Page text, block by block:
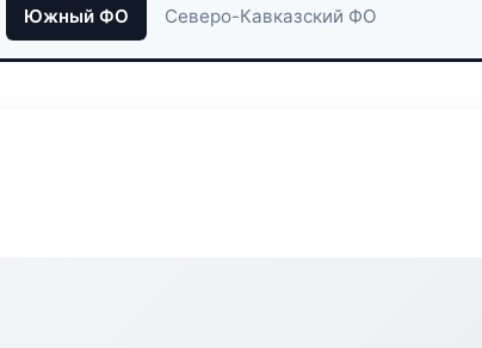
Южный ФО Северо-Кавказский ФО